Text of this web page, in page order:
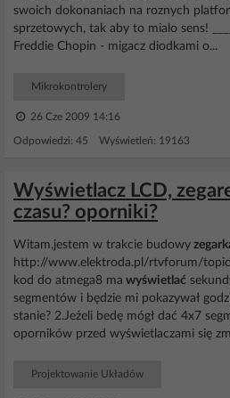
swoich dokonaniach na roznych
sprzetowych, tak aby to mialo sens!
Freddie Chopin - migacz diodkami o...
Mikrokontrolery
26 Cze 2009 14:16
Odpowiedzi: 45 Wyświetleń: 19163
Wyświetlacz LCD,
czasu? oporniki?
Witam,jestem w trakcie budowy
http://www.elektroda.pl/rtvforum/
kod do atmega8 ma wyświetlać
segmentów i będzie mi pokazywał
stanie? 2.Jeżeli bedę mógł dać 4x7
oporników przed wyświetlaczami się
Projektowanie Układów